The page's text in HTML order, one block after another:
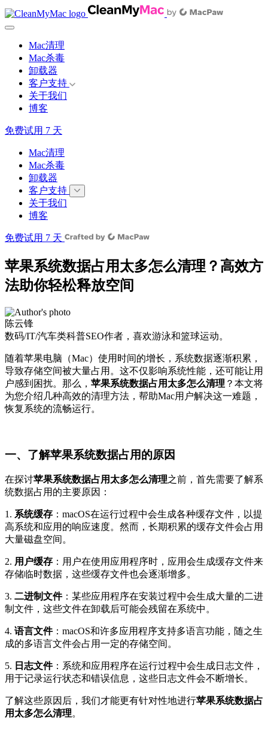
Mac清理
Mac杀毒
卸载器
客户支持
关于我们
博客
免费试用 7 天
Mac清理
Mac杀毒
卸载器
客户支持
关于我们
博客
免费试用 7 天
苹果系统数据占用太多怎么清理？高效方
法助你轻松释放空间
陈云锋
数码/IT/汽车类科普SEO作者，喜欢游泳和篮球运动。
随着苹果电脑（Mac）使用时间的增长，系统数据逐渐积累，
导致存储空间被大量占用。这不仅影响系统性能，还可能让用
户感到困扰。那么， 苹果系统数据占用太多怎么清理 ？本文将
为您介绍几种高效的清理方法，帮助Mac用户解决这一难题，
恢复系统的流畅运行。
一、了解苹果系统数据占用的原因
在探讨苹果系统数据占用太多怎么清理之前，首先需要了解系
统数据占用的主要原因：
1. 系统缓存 ：macOS在运行过程中会生成各种缓存文件，以提
高系统和应用的响应速度。然而，长期积累的缓存文件会占用
大量磁盘空间。
2. 用户缓存 ：用户在使用应用程序时，应用会生成缓存文件来
存储临时数据，这些缓存文件也会逐渐增多。
3. 二进制文件：某些应用程序在安装过程中会生成大量的二进
制文件，这些文件在卸载后可能会残留在系统中。
4. 语言文件：macOS和许多应用程序支持多语言功能，随之生
成的多语言文件会占用一定的存储空间。
5. 日志文件：系统和应用程序在运行过程中会生成日志文件，
用于记录运行状态和错误信息，这些日志文件会不断增长。
了解这些原因后，我们才能更有针对性地进行苹果系统数据占
用太多怎么清理。